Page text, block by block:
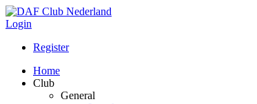
Login
Register
Home
Club
General